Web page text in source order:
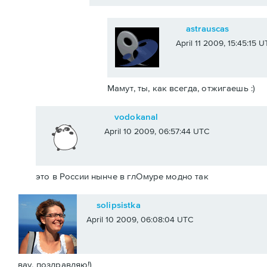
astrauscas
April 11 2009, 15:45:15
Мамут, ты, как всегда, отжигаешь :)
vodokanal
April 10 2009, 06:57:44 UTC
это в России нынче в глОмуре модно так
solipsistka
April 10 2009, 06:08:04 UTC
вау, поздравляю!)